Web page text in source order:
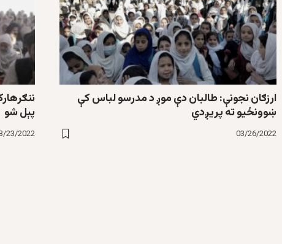
ارزګان نجونې: طالبان دې موږ د مدرسو لباس کې
ښوونځيو ته پريږدي
03/26/2022
پېل شو
23/2022